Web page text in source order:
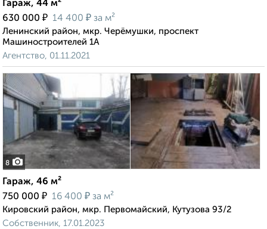
Гараж, 44 м²
630 000 ₽ 14 400 ₽ за м²
Ленинский район, мкр. Черёмушки, проспект
Машиностроителей 1А
Агентство, 01.11.2021
8
Гараж, 46 м²
750 000 ₽ 16 400 ₽ за м²
Кировский район, мкр. Первомайский, Кутузова 93/2
Собственник, 17.01.2023